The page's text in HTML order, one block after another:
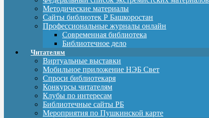
Методические материалы
Сайты библиотек Р Башкоростан
Профессиональные журналы онлайн
Современная библиотека
Библиотечное дело
Читателям
Виртуальные выставки
Мобильное приложение НЭБ Свет
Спроси библиотекаря
Конкурсы читателям
Клубы по интересам
Библиотечные сайты РБ
Мероприятия по Пушкинской карте